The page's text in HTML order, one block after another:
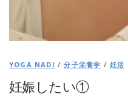
YOGA NADI /分子栄養学 /妊活
妊娠したい①